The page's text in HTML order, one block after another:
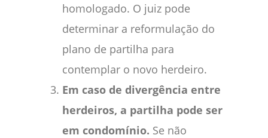
homologado. O juiz pode
determinar a reformulação do
plano de partilha para
contemplar o novo herdeiro.
Em caso de divergência entre
herdeiros, a partilha pode ser
em condomínio. Se não